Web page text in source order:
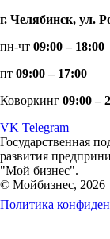
г. Челябинск, ул.
пн-чт 09:00 – 18:00
пт 09:00 – 17:00
Коворкинг 09:00 –
VK Telegram
Государственная
развития
"Мой бизнес".
© Мойбизнес, 2026
Политика